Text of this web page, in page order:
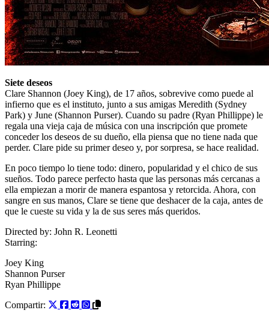
Siete deseos
Clare Shannon (Joey King), de 17 años, sobrevive como puede al
infierno que es el instituto, junto a sus amigas Meredith (Sydney
Park) y June (Shannon Purser). Cuando su padre (Ryan Phillippe) le
regala una vieja caja de música con una inscripción que promete
conceder los deseos de su dueño, ella piensa que no tiene nada que
perder. Clare pide su primer deseo y, por sorpresa, se hace realidad.
En poco tiempo lo tiene todo: dinero, popularidad y el chico de sus
sueños. Todo parece perfecto hasta que las personas más cercanas a
ella empiezan a morir de manera espantosa y retorcida. Ahora, con
sangre en sus manos, Clare se tiene que deshacer de la caja, antes de
que le cueste su vida y la de sus seres más queridos.
Directed by: John R. Leonetti
Starring:
Joey King
Shannon Purser
Ryan Phillippe
Compartir: